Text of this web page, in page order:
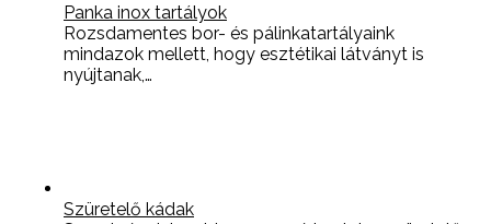
Panka inox tartályok
Rozsdamentes bor- és pálinkatartályaink
mindazok mellett, hogy esztétikai látványt is
nyújtanak,…
Szüretelő kádak